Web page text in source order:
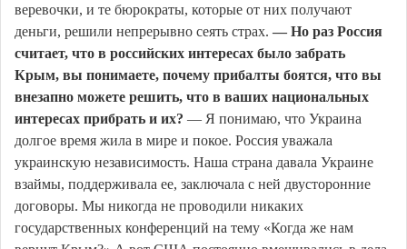
веревочки, и те бюрократы, которые от них получают
деньги, решили непрерывно сеять страх. — Но раз Россия
считает, что в российских интересах было забрать
Крым, вы понимаете, почему прибалты боятся, что вы
внезапно можете решить, что в ваших национальных
интересах прибрать и их? — Я понимаю, что Украина
долгое время жила в мире и покое. Россия уважала
украинскую независимость. Наша страна давала Украине
взаймы, поддерживала ее, заключала с ней двусторонние
договоры. Мы никогда не проводили никаких
государственных конференций на тему «Когда же нам